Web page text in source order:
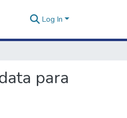
Log In
para